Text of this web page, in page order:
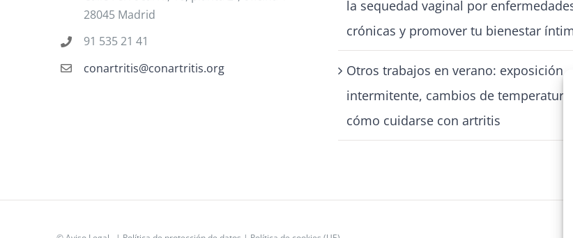
28045 Madrid
91 535 21 41
conartritis@conartritis.org
la sequedad vaginal por
crónicas y promover tu bienestar
Otros trabajos en verano: exposición
intermitente, cambios de temperatura y
cómo cuidarse con artritis